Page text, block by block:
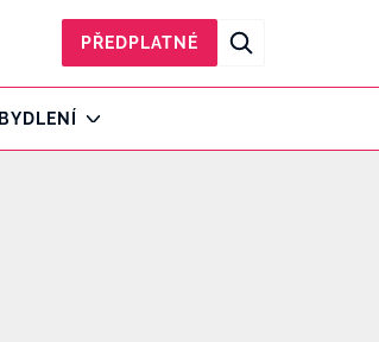
PŘEDPLATNÉ
BYDLENÍ